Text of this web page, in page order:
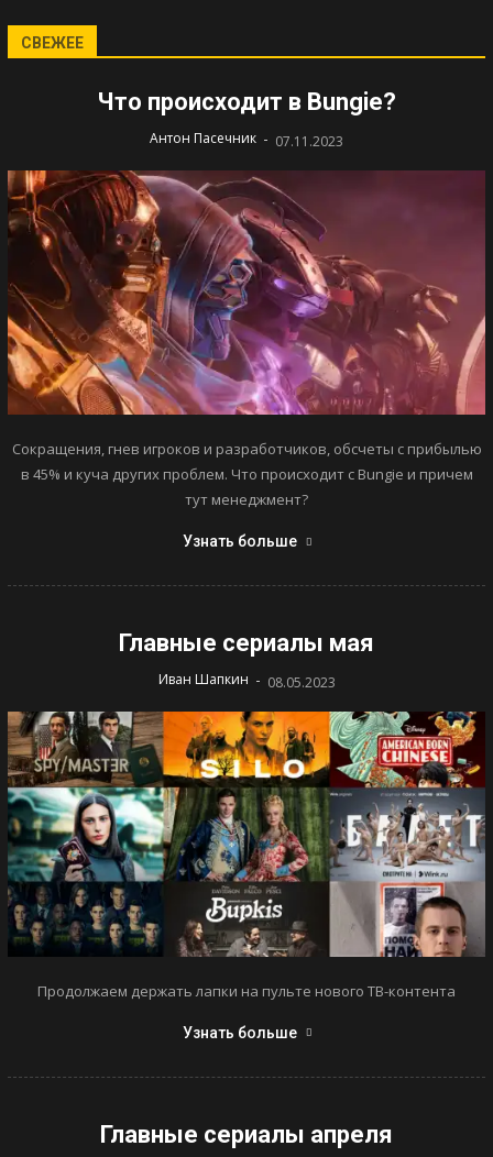
СВЕЖЕЕ
Что происходит в Bungie?
Антон Пасечник - 07.11.2023
Сокращения, гнев игроков и разработчиков, обсчеты с прибылью
в 45% и куча других проблем. Что происходит с Bungie и причем
тут менеджмент?
Узнать больше
Главные сериалы мая
Иван Шапкин - 08.05.2023
Продолжаем держать лапки на пульте нового ТВ-контента
Узнать больше
Главные сериалы апреля